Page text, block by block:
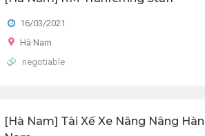
16/03/2021
Hà Nam
negotiable
[Hà Nam] Tài Xế Xe Nâng Nâng